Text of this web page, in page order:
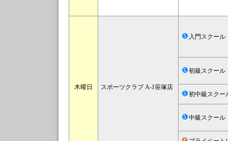
木曜日 スポーツクラブ A-1笹塚店
入門スクール
初級スクール
初中級スクー
中級スクール